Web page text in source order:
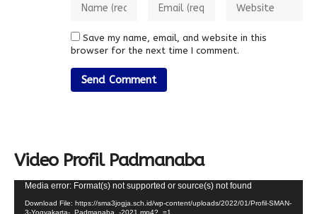
Save my name, email, and website in this
browser for the next time I comment.
Video Profil Padmanaba
Video
Player
Media error: Format(s) not supported or source(s) not found
Download File: https://sma3jogja.sch.id/wp-content/uploads/2022/01/Profil-SMAN-